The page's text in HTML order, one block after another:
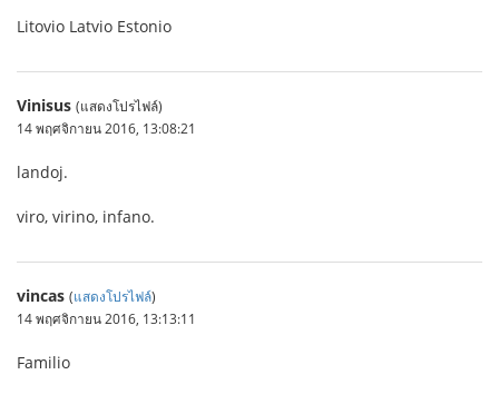
Litovio Latvio Estonio
Vinisus (แสดงโปรไฟล์)
14 พฤศจิกายน 2016, 13:08:21
landoj.
viro, virino, infano.
vincas (แสดงโปรไฟล์)
14 พฤศจิกายน 2016, 13:13:11
Familio